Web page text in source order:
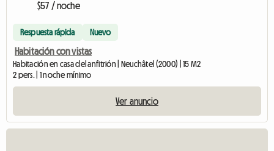
$57 / noche
Respuesta rápida Nuevo
Habitación con vistas
Habitación en casa del anfitrión | Neuchâtel (2000) | 15 M2
2 pers. | 1 noche mínimo
Ver anuncio